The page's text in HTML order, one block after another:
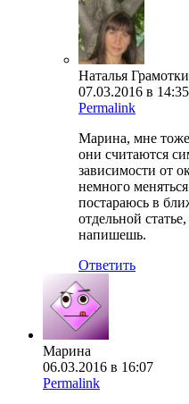
Наталья
07.03.2016 в 14:35
Permalink
Марина, мне
они считаются
зависимости от
немного
постараюсь в
отдельной
напишешь.
Ответить
Марина
06.03.2016 в 16:07
Permalink